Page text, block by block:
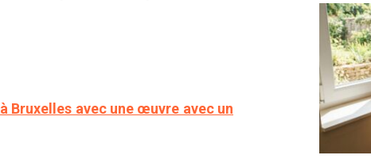
à Bruxelles avec une œuvre avec un